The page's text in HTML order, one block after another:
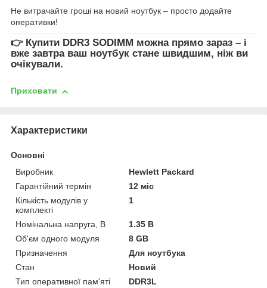
Не витрачайте гроші на новий ноутбук – просто додайте
оперативки!
👉 Купити DDR3 SODIMM можна прямо зараз – і
вже завтра ваш ноутбук стане швидшим, ніж ви
очікували.
Приховати
Характеристики
Основні
Виробник
Hewlett Packard
Гарантійний термін
12 міс
Кількість модулів у
комплекті
1
Номінальна напруга, В
1.35 В
Об'єм одного модуля
8 GB
Призначення
Для ноутбука
Стан
Новий
Тип оперативної пам'яті
DDR3L